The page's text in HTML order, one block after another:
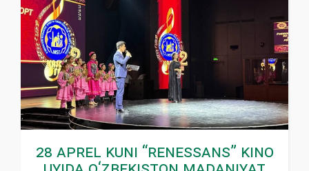
28 aprel kuni “Renessans” kino